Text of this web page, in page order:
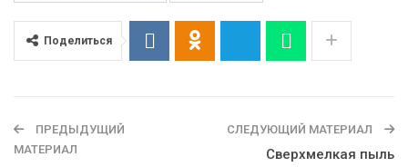
Поделиться
ПРЕДЫДУЩИЙ
МАТЕРИАЛ
СЛЕДУЮЩИЙ МАТЕРИАЛ
Сверхмелкая пыль